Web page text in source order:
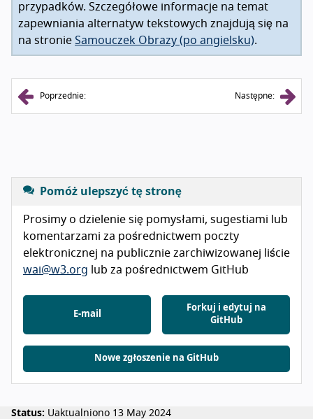
przypadków. Szczegółowe informacje na temat
zapewniania alternatyw tekstowych znajdują się na
na stronie Samouczek Obrazy (po angielsku).
Poprzednie: Następne:
Pomóż ulepszyć tę stronę
Prosimy o dzielenie się pomysłami, sugestiami lub
komentarzami za pośrednictwem poczty
elektronicznej na publicznie zarchiwizowanej liście
wai@w3.org lub za pośrednictwem GitHub
E-mail
Forkuj i edytuj na
GitHub
Nowe zgłoszenie na GitHub
Status: Uaktualniono 13 May 2024